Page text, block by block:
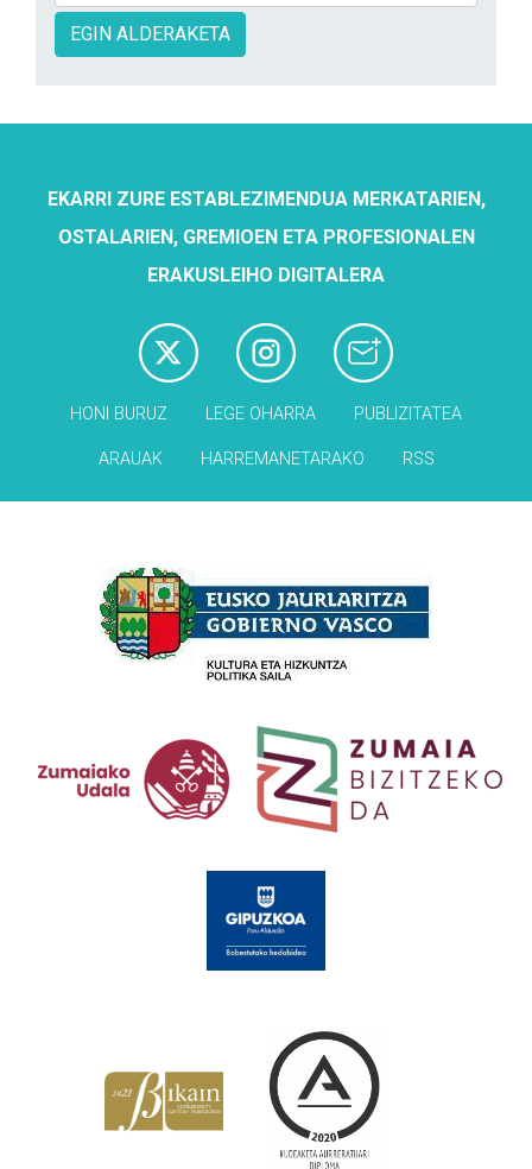
EGIN ALDERAKETA
EKARRI ZURE ESTABLEZIMENDUA MERKATARIEN,
OSTALARIEN, GREMIOEN ETA PROFESIONALEN
ERAKUSLEIHO DIGITALERA
HONI BURUZ LEGE OHARRA PUBLIZITATEA
ARAUAK HARREMANETARAKO RSS